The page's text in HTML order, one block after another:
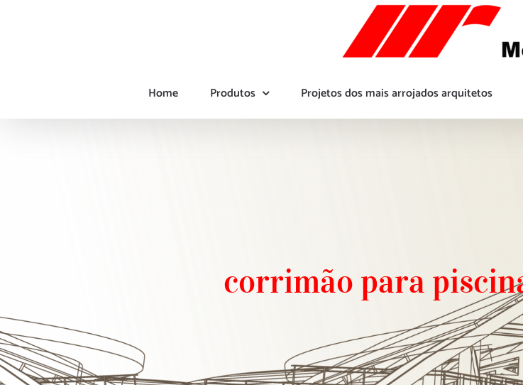
Home Produtos Projetos dos mais arrojados arquitetos
corrimão para